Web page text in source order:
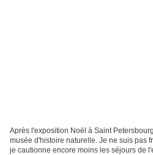
Après l'exposition Noël à Saint
musée d'histoire naturelle. Je ne suis pas
je cautionne encore moins les séjours de